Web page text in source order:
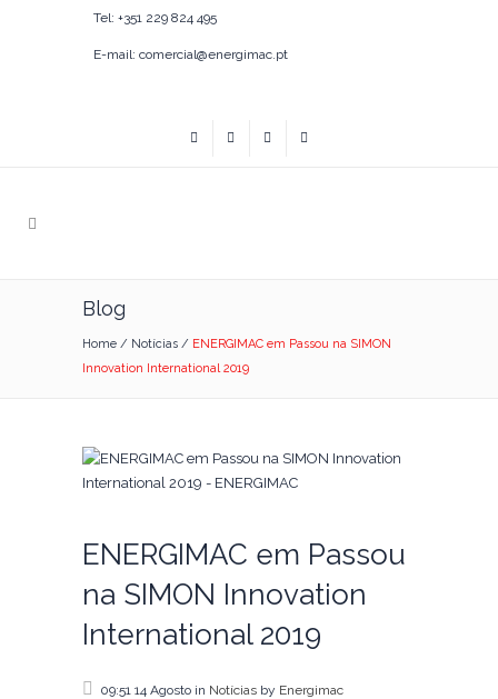
Tel: +351 229 824 495
E-mail: comercial@energimac.pt
Blog
Home / Notícias / ENERGIMAC em Passou na SIMON
Innovation International 2019
ENERGIMAC em Passou
na SIMON Innovation
International 2019
09:51 14 Agosto in Notícias by Energimac